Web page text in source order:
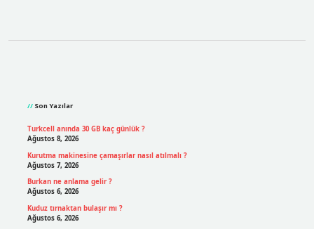
Son Yazılar
Turkcell anında 30 GB kaç günlük ?
Ağustos 8, 2026
Kurutma makinesine çamaşırlar nasıl atılmalı ?
Ağustos 7, 2026
Burkan ne anlama gelir ?
Ağustos 6, 2026
Kuduz tırnaktan bulaşır mı ?
Ağustos 6, 2026